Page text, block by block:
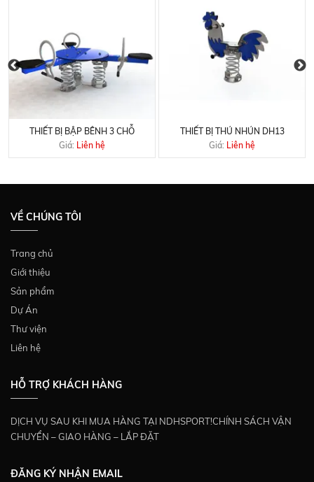
THIẾT BỊ BẬP BÊNH 3 CHỖ
Giá: Liên hệ
THIẾT BỊ THÚ NHÚN DH13
Giá: Liên hệ
VỀ CHÚNG TÔI
Trang chủ
Giới thiệu
Sản phẩm
Dự Án
Thư viện
Liên hệ
HỖ TRỢ KHÁCH HÀNG
DỊCH VỤ SAU KHI MUA HÀNG TẠI NDHSPORT!CHÍNH SÁCH VẬN
CHUYỂN – GIAO HÀNG – LẮP ĐẶT
ĐĂNG KÝ NHẬN EMAIL